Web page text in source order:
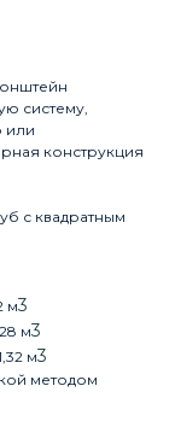
систему,
или
конструкция
с квадратным
м3
м3
м3
методом